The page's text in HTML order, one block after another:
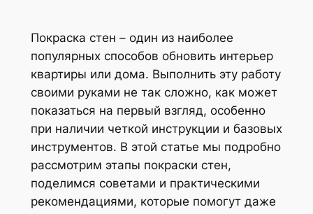
Покраска стен – один из наиболее
популярных способов обновить интерьер
квартиры или дома. Выполнить эту работу
своими руками не так сложно, как может
показаться на первый взгляд, особенно
при наличии четкой инструкции и базовых
инструментов. В этой статье мы подробно
рассмотрим этапы покраски стен,
поделимся советами и практическими
рекомендациями, которые помогут даже